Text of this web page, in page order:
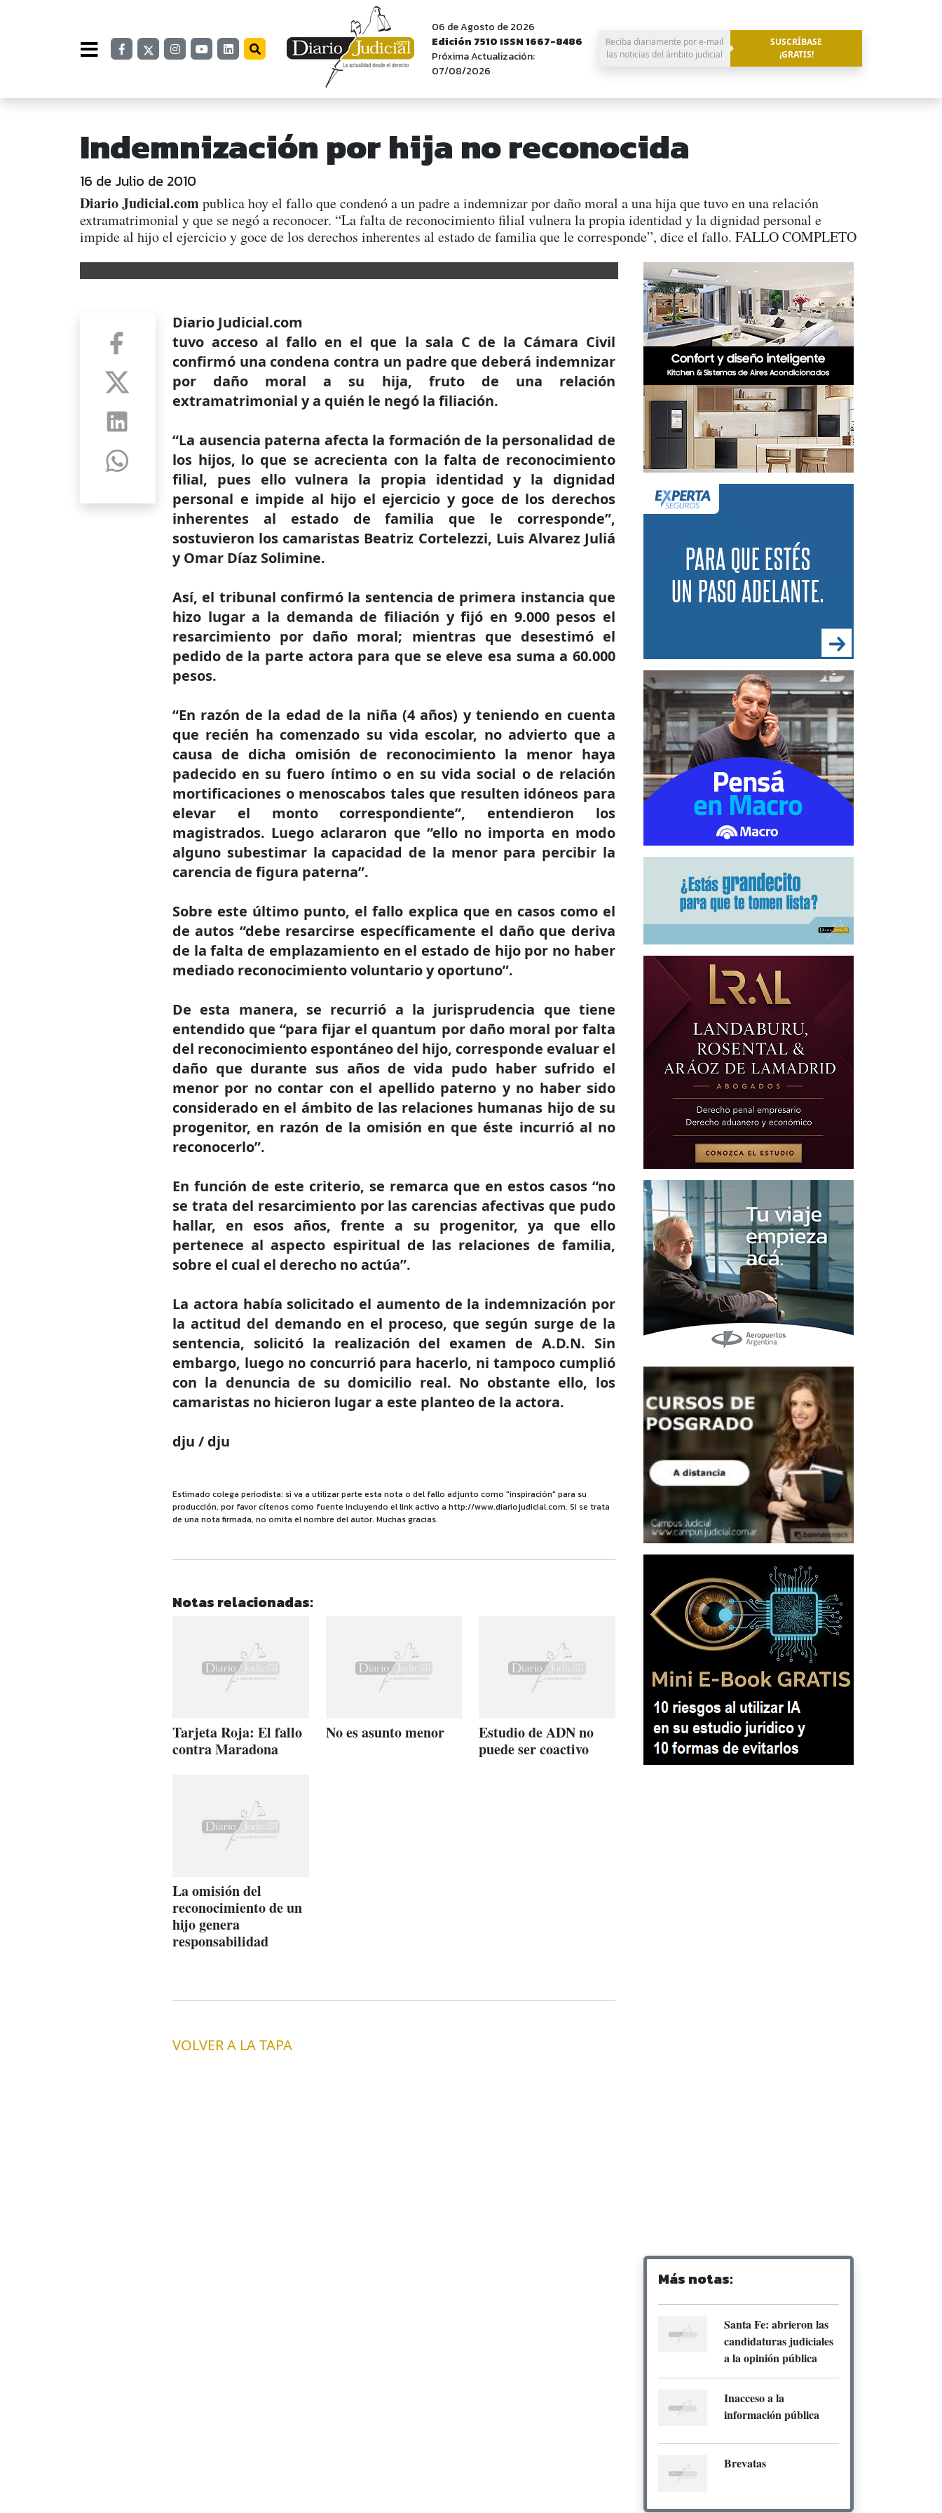
06 de Agosto de 2026
Edición 7510 ISSN 1667-8486
Próxima Actualización:
07/08/2026
Reciba diariamente por e-mail
las noticias del ámbito judicial
SUSCRÍBASE
¡GRATIS!
Indemnización por hija no reconocida
16 de Julio de 2010
Diario Judicial.compublica hoy el fallo que condenó a un padre a indemnizar por daño moral a una hija que tuvo en una relación
extramatrimonial y que se negó a reconocer. “La falta de reconocimiento filial vulnera la propia identidad y la dignidad personal e
impide al hijo el ejercicio y goce de los derechos inherentes al estado de familia que le corresponde”, dice el fallo. FALLO COMPLETO
Diario Judicial.com
tuvo acceso al fallo en el que la sala C de la Cámara Civil
confirmó una condena contra un padre que deberá indemnizar
por daño moral a su hija, fruto de una relación
extramatrimonial y a quién le negó la filiación.
“La ausencia paterna afecta la formación de la personalidad de
los hijos, lo que se acrecienta con la falta de reconocimiento
filial, pues ello vulnera la propia identidad y la dignidad
personal e impide al hijo el ejercicio y goce de los derechos
inherentes al estado de familia que le corresponde”,
sostuvieron los camaristas Beatriz Cortelezzi, Luis Alvarez Juliá
y Omar Díaz Solimine.
Así, el tribunal confirmó la sentencia de primera instancia que
hizo lugar a la demanda de filiación y fijó en 9.000 pesos el
resarcimiento por daño moral; mientras que desestimó el
pedido de la parte actora para que se eleve esa suma a 60.000
pesos.
“En razón de la edad de la niña (4 años) y teniendo en cuenta
que recién ha comenzado su vida escolar, no advierto que a
causa de dicha omisión de reconocimiento la menor haya
padecido en su fuero íntimo o en su vida social o de relación
mortificaciones o menoscabos tales que resulten idóneos para
elevar el monto correspondiente”, entendieron los
magistrados. Luego aclararon que “ello no importa en modo
alguno subestimar la capacidad de la menor para percibir la
carencia de figura paterna”.
Sobre este último punto, el fallo explica que en casos como el
de autos “debe resarcirse específicamente el daño que deriva
de la falta de emplazamiento en el estado de hijo por no haber
mediado reconocimiento voluntario y oportuno”.
De esta manera, se recurrió a la jurisprudencia que tiene
entendido que “para fijar el quantum por daño moral por falta
del reconocimiento espontáneo del hijo, corresponde evaluar el
daño que durante sus años de vida pudo haber sufrido el
menor por no contar con el apellido paterno y no haber sido
considerado en el ámbito de las relaciones humanas hijo de su
progenitor, en razón de la omisión en que éste incurrió al no
reconocerlo”.
En función de este criterio, se remarca que en estos casos “no
se trata del resarcimiento por las carencias afectivas que pudo
hallar, en esos años, frente a su progenitor, ya que ello
pertenece al aspecto espiritual de las relaciones de familia,
sobre el cual el derecho no actúa”.
La actora había solicitado el aumento de la indemnización por
la actitud del demando en el proceso, que según surge de la
sentencia, solicitó la realización del examen de A.D.N. Sin
embargo, luego no concurrió para hacerlo, ni tampoco cumplió
con la denuncia de su domicilio real. No obstante ello, los
camaristas no hicieron lugar a este planteo de la actora.
dju / dju
Estimado colega periodista: si va a utilizar parte esta nota o del fallo adjunto como "inspiración" para su
producción, por favor cítenos como fuente incluyendo el link activo a http://www.diariojudicial.com. Si se trata
de una nota firmada, no omita el nombre del autor. Muchas gracias.
Notas relacionadas:
Tarjeta Roja: El fallo
contra Maradona
No es asunto menor
Estudio de ADN no
puede ser coactivo
La omisión del
reconocimiento de un
hijo genera
responsabilidad
VOLVER A LA TAPA
Más notas:
Santa Fe: abrieron las
candidaturas judiciales
a la opinión pública
Inacceso a la
información pública
Brevatas